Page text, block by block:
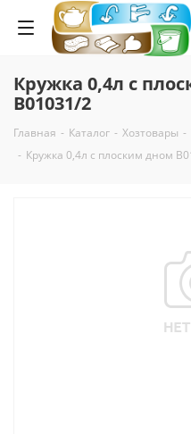
Кружка 0,4л с
В01031/2
Главная - Каталог - Хозтовары -
- Кружка 0,4л с плоским дном